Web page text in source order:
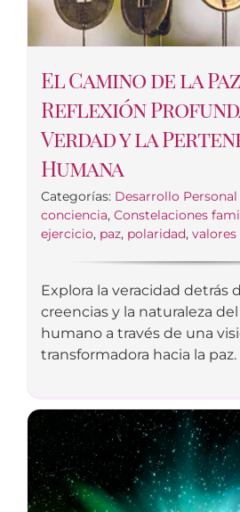
El Camino de la
Reflexión
Verdad y la
Humana
Categorías: Desarrollo Personal
conciencia, Constelaciones
ejercicio, paz, polaridad, valores
Explora la veracidad detrás
creencias y la naturaleza
humano a través de una
transformadora hacia la paz.